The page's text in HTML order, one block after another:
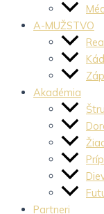
A-MUŽSTVO
Akadémia
Partneri